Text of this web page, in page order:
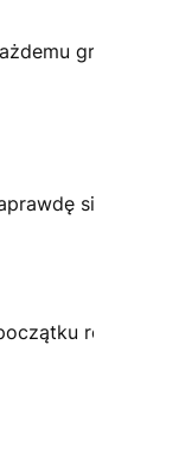
graczowi
się od